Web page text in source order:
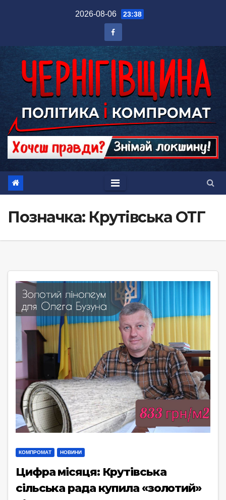
2026-08-06 23:38
Позначка: Крутівська ОТГ
КОМПРОМАТ НОВИНИ
Цифра місяця: Крутівська
сільська рада купила «золотий»